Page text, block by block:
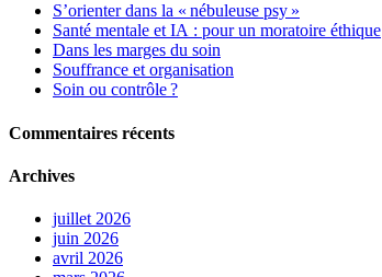
S’orienter dans la « nébuleuse psy »
Santé mentale et IA : pour un moratoire éthique
Dans les marges du soin
Souffrance et organisation
Soin ou contrôle ?
Commentaires récents
Archives
juillet 2026
juin 2026
avril 2026